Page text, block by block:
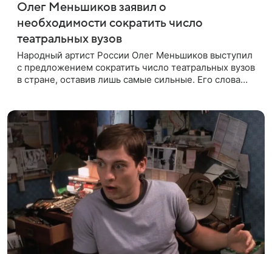
Олег Меньшиков заявил о
необходимости сократить число
театральных вузов
Народный артист России Олег Меньшиков выступил
с предложением сократить число театральных вузов
в стране, оставив лишь самые сильные. Его слова